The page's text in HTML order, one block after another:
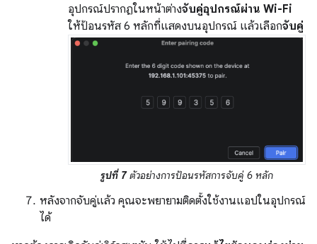
อุปกรณ์ปรากฏในหน้าต่างจับคู่อุปกรณ์ผ่าน Wi-Fi
ให้ป้อนรหัส 6 หลักที่แสดงบนอุปกรณ์ แล้วเลือกจับคู่
รูปที่ 7ตัวอย่างการป้อนรหัสการจับคู่ 6 หลัก
หลังจากจับคู่แล้ว คุณจะพยายามติดตั้งใช้งานแอปในอุปกรณ์
ได้